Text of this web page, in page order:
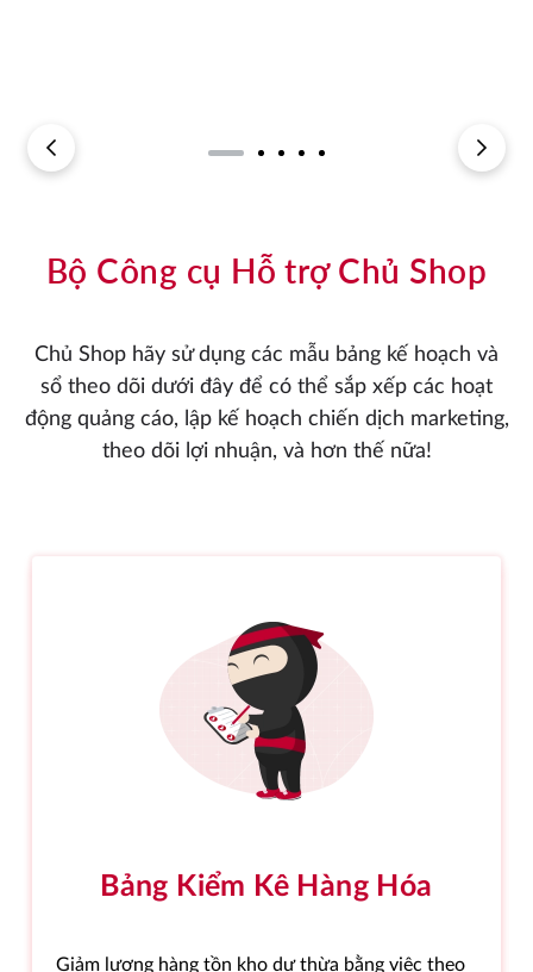
Bộ Công cụ Hỗ trợ Chủ Shop
Chủ Shop hãy sử dụng các mẫu bảng kế hoạch và
sổ theo dõi dưới đây để có thể sắp xếp các hoạt
động quảng cáo, lập kế hoạch chiến dịch marketing,
theo dõi lợi nhuận, và hơn thế nữa!
Bảng Kiểm Kê Hàng Hóa
Giảm lượng hàng tồn kho dư thừa bằng việc theo